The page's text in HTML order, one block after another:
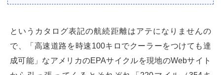
というカタログ表記の航続距離はアテになりませんの
で、「高速道路を時速100キロでクーラーをつけても達
成可能」なアメリカのEPAサイクルを現地のWebサイト